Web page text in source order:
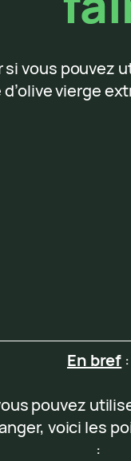
si vous pouvez
d’olive vierge
En bref :
pouvez
voici les
: